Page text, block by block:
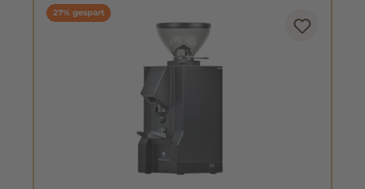
27% gespart